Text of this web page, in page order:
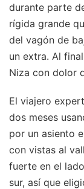
durante parte
rígida grande
del vagón de
un extra. Al
Niza con dolor
El viajero
dos meses
por un asiento
con vistas al
fuerte en el
sur, así que